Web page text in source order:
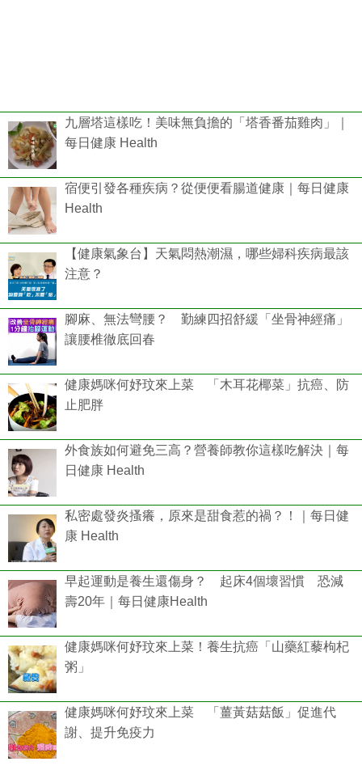
九層塔這樣吃！美味無負擔的「塔香番茄雞肉」｜
每日健康 Health
宿便引發各種疾病？從便便看腸道健康｜每日健康
Health
【健康氣象台】天氣悶熱潮濕，哪些婦科疾病最該
注意？
腳麻、無法彎腰？ 勤練四招舒緩「坐骨神經痛」
讓腰椎徹底回春
健康媽咪何妤玟來上菜 「木耳花椰菜」抗癌、防
止肥胖
外食族如何避免三高？營養師教你這樣吃解決｜每
日健康 Health
私密處發炎搔癢，原來是甜食惹的禍？！｜每日健
康 Health
早起運動是養生還傷身？ 起床4個壞習慣 恐減
壽20年｜每日健康Health
健康媽咪何妤玟來上菜！養生抗癌「山藥紅藜枸杞
粥」
健康媽咪何妤玟來上菜 「薑黃菇菇飯」促進代
謝、提升免疫力